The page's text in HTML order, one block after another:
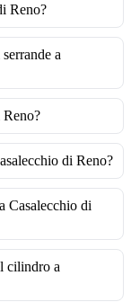
Reno?
a
Reno?
di Reno?
Casalecchio di
cilindro a